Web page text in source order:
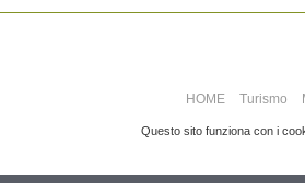
HOME Turismo
Questo sito funziona con i